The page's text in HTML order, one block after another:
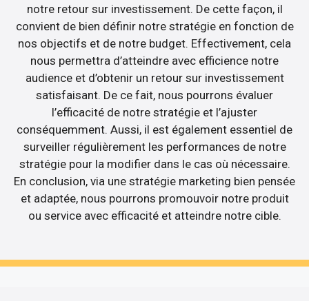
notre retour sur investissement. De cette façon, il
convient de bien définir notre stratégie en fonction de
nos objectifs et de notre budget. Effectivement, cela
nous permettra d’atteindre avec efficience notre
audience et d’obtenir un retour sur investissement
satisfaisant. De ce fait, nous pourrons évaluer
l’efficacité de notre stratégie et l’ajuster
conséquemment. Aussi, il est également essentiel de
surveiller régulièrement les performances de notre
stratégie pour la modifier dans le cas où nécessaire.
En conclusion, via une stratégie marketing bien pensée
et adaptée, nous pourrons promouvoir notre produit
ou service avec efficacité et atteindre notre cible.